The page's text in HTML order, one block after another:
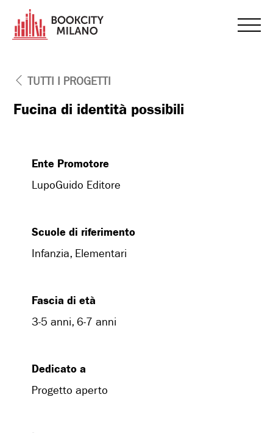
TUTTI I PROGETTI
Fucina di identità possibili
Ente Promotore
LupoGuido Editore
Scuole di riferimento
Infanzia, Elementari
Fascia di età
3-5 anni, 6-7 anni
Dedicato a
Progetto aperto